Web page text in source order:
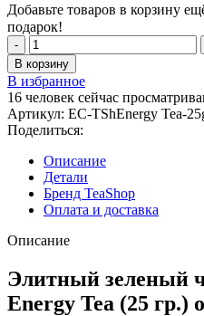
Добавьте товаров в корзину
подарок!
Количество
товара
Элитный
зеленый
чай
с
апельсином
Energy
Tea
(25
гр.)
В корзину
В избранное
16 человек сейчас
Артикул: EC-TShEnergy Tea-
Поделиться:
Описание
Детали
Бренд TeaShop
Оплата и доставка
Описание
Элитный зеленый
Energy Tea (25 гр.)